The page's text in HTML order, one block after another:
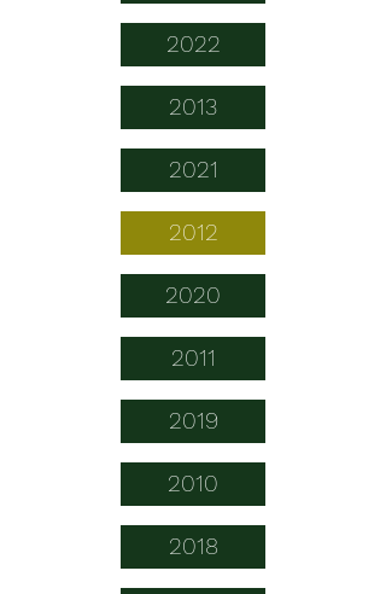
2022
2013
2021
2012
2020
2011
2019
2010
2018